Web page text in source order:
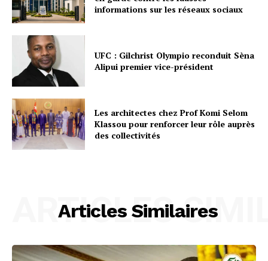
informations sur les réseaux sociaux
UFC : Gilchrist Olympio reconduit Sèna
Alipui premier vice-président
Les architectes chez Prof Komi Selom
Klassou pour renforcer leur rôle auprès
des collectivités
Articles Similaires
ARTICLES